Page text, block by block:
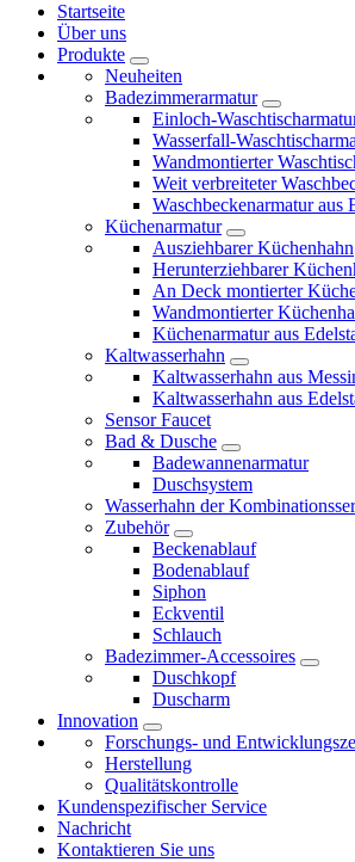
Startseite
Über uns
Produkte
Neuheiten
Badezimmerarmatur
Einloch-
Wasserfall-
Wandmontierter
Weit verbreiteter
Waschbeckenarmatur aus
Küchenarmatur
Ausziehbarer Küchenhahn
Herunterziehbarer
An Deck montierter
Wandmontierter
Küchenarmatur aus
Kaltwasserhahn
Kaltwasserhahn aus
Kaltwasserhahn aus
Sensor Faucet
Bad & Dusche
Badewannenarmatur
Duschsystem
Wasserhahn der
Zubehör
Beckenablauf
Bodenablauf
Siphon
Eckventil
Schlauch
Badezimmer-Accessoires
Duschkopf
Duscharm
Innovation
Forschungs- und
Herstellung
Qualitätskontrolle
Kundenspezifischer Service
Nachricht
Kontaktieren Sie uns